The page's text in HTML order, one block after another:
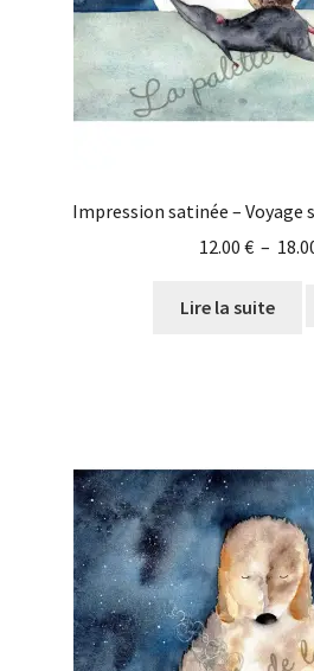
Impression satinée – Voyage
12.00 € –
Lire la suite